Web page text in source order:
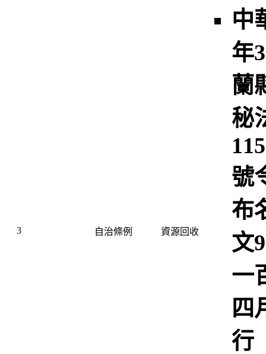
3 自治條例 資源回收
中
年
蘭
秘
號
布
文
一
四
行